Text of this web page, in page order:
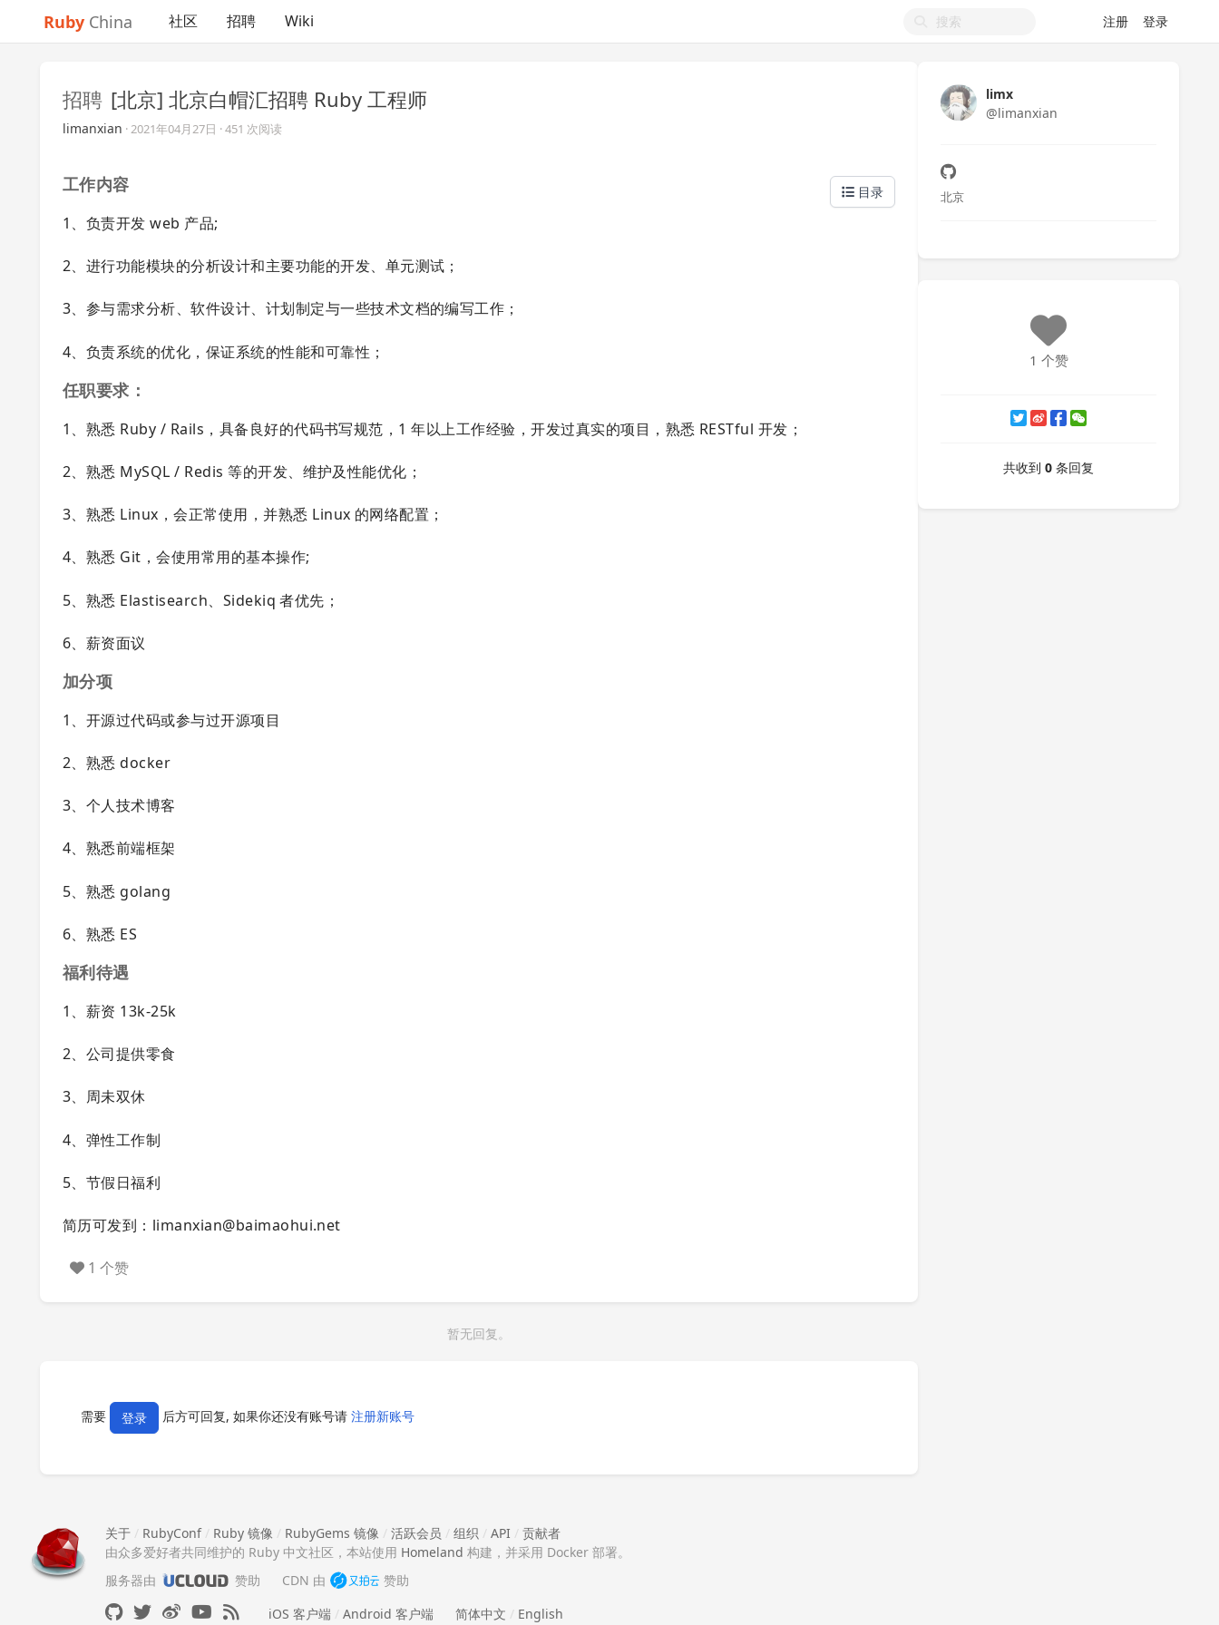
Ruby China 社区 招聘 Wiki 注册 登录
招聘 [北京] 北京白帽汇招聘 Ruby 工程师
limanxian ·2021年04月27日 · 451 次阅读
目录
工作内容
1、负责开发 web 产品;
2、进行功能模块的分析设计和主要功能的开发、单元测试；
3、参与需求分析、软件设计、计划制定与一些技术文档的编写工作；
4、负责系统的优化，保证系统的性能和可靠性；
任职要求：
1、熟悉 Ruby / Rails，具备良好的代码书写规范，1 年以上工作经验，开发过真实的项目，熟悉 RESTful 开发；
2、熟悉 MySQL / Redis 等的开发、维护及性能优化；
3、熟悉 Linux，会正常使用，并熟悉 Linux 的网络配置；
4、熟悉 Git，会使用常用的基本操作;
5、熟悉 Elastisearch、Sidekiq 者优先；
6、薪资面议
加分项
1、开源过代码或参与过开源项目
2、熟悉 docker
3、个人技术博客
4、熟悉前端框架
5、熟悉 golang
6、熟悉 ES
福利待遇
1、薪资 13k-25k
2、公司提供零食
3、周未双休
4、弹性工作制
5、节假日福利
简历可发到： limanxian@baimaohui.net
1 个赞
暂无回复。
需要 登录 后方可回复, 如果你还没有账号请 注册新账号
limx
@limanxian
北京
1 个赞
共收到 0 条回复
关于 / RubyConf/ Ruby 镜像 / RubyGems 镜像 / 活跃会员 / 组织 / API / 贡献者
由众多爱好者共同维护的 Ruby 中文社区，本站使用 Homeland 构建，并采用 Docker 部署。
服务器由
赞助 CDN 由
赞助
iOS 客户端 / Android 客户端 简体中文 / English